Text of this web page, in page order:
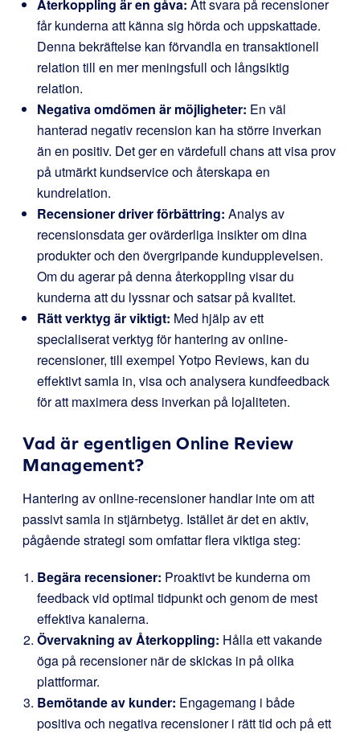
Återkoppling är en gåva: Att svara på recensioner
får kunderna att känna sig hörda och uppskattade.
Denna bekräftelse kan förvandla en transaktionell
relation till en mer meningsfull och långsiktig
relation.
Negativa omdömen är möjligheter: En väl
hanterad negativ recension kan ha större inverkan
än en positiv. Det ger en värdefull chans att visa prov
på utmärkt kundservice och återskapa en
kundrelation.
Recensioner driver förbättring: Analys av
recensionsdata ger ovärderliga insikter om dina
produkter och den övergripande kundupplevelsen.
Om du agerar på denna återkoppling visar du
kunderna att du lyssnar och satsar på kvalitet.
Rätt verktyg är viktigt: Med hjälp av ett
specialiserat verktyg för hantering av online-
recensioner, till exempel Yotpo Reviews, kan du
effektivt samla in, visa och analysera kundfeedback
för att maximera dess inverkan på lojaliteten.
Vad är egentligen Online Review
Management?
Hantering av online-recensioner handlar inte om att
passivt samla in stjärnbetyg. Istället är det en aktiv,
pågående strategi som omfattar flera viktiga steg:
Begära recensioner: Proaktivt be kunderna om
feedback vid optimal tidpunkt och genom de mest
effektiva kanalerna.
Övervakning av Återkoppling: Hålla ett vakande
öga på recensioner när de skickas in på olika
plattformar.
Bemötande av kunder: Engagemang i både
positiva och negativa recensioner i rätt tid och på ett